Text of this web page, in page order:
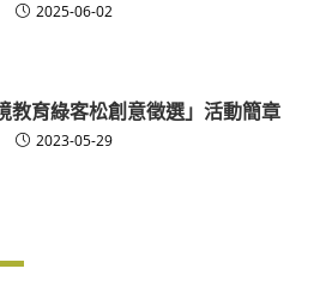
2025-06-02
教育綠客松創意徵選」活動簡章
2023-05-29